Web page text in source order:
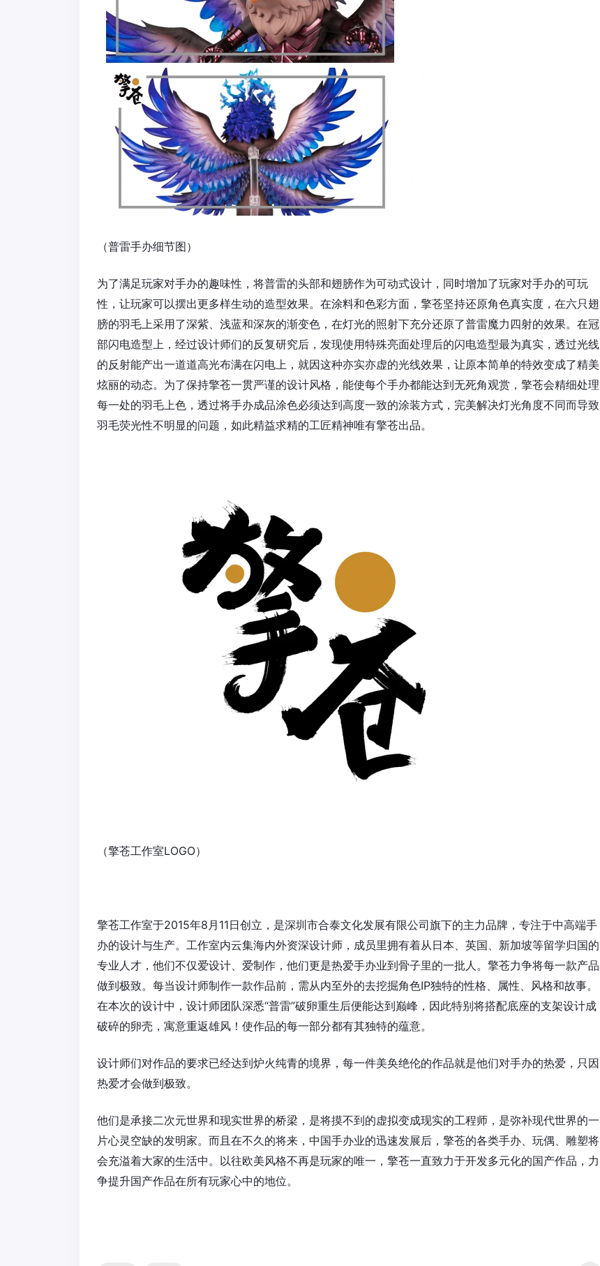
（普雷手办细节图）
为了满足玩家对手办的趣味性，将普雷的头部和翅膀作为可动式设计，同时增加了玩家对手办的可玩
性，让玩家可以摆出更多样生动的造型效果。在涂料和色彩方面，擎苍坚持还原角色真实度，在六只翅
膀的羽毛上采用了深紫、浅蓝和深灰的渐变色，在灯光的照射下充分还原了普雷魔力四射的效果。在冠
部闪电造型上，经过设计师们的反复研究后，发现使用特殊亮面处理后的闪电造型最为真实，透过光线
的反射能产出一道道高光布满在闪电上，就因这种亦实亦虚的光线效果，让原本简单的特效变成了精美
炫丽的动态。为了保持擎苍一贯严谨的设计风格，能使每个手办都能达到无死角观赏，擎苍会精细处理
每一处的羽毛上色，透过将手办成品涂色必须达到高度一致的涂装方式，完美解决灯光角度不同而导致
羽毛荧光性不明显的问题，如此精益求精的工匠精神唯有擎苍出品。
（擎苍工作室LOGO）
擎苍工作室于2015年8月11日创立，是深圳市合泰文化发展有限公司旗下的主力品牌，专注于中高端手
办的设计与生产。工作室内云集海内外资深设计师，成员里拥有着从日本、英国、新加坡等留学归国的
专业人才，他们不仅爱设计、爱制作，他们更是热爱手办业到骨子里的一批人。擎苍力争将每一款产品
做到极致。每当设计师制作一款作品前，需从内至外的去挖掘角色IP独特的性格、属性、风格和故事。
在本次的设计中，设计师团队深悉“普雷”破卵重生后便能达到巅峰，因此特别将搭配底座的支架设计成
破碎的卵壳，寓意重返雄风！使作品的每一部分都有其独特的蕴意。
设计师们对作品的要求已经达到炉火纯青的境界，每一件美奂绝伦的作品就是他们对手办的热爱，只因
热爱才会做到极致。
他们是承接二次元世界和现实世界的桥梁，是将摸不到的虚拟变成现实的工程师，是弥补现代世界的一
片心灵空缺的发明家。而且在不久的将来，中国手办业的迅速发展后，擎苍的各类手办、玩偶、雕塑将
会充溢着大家的生活中。以往欧美风格不再是玩家的唯一，擎苍一直致力于开发多元化的国产作品，力
争提升国产作品在所有玩家心中的地位。